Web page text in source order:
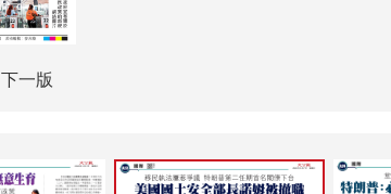
下一版